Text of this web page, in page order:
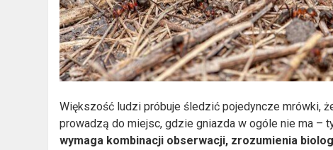
Większość ludzi próbuje śledzić pojedyncze mrówki,
prowadzą do miejsc, gdzie gniazda w ogóle nie ma –
wymaga kombinacji obserwacji, zrozumienia